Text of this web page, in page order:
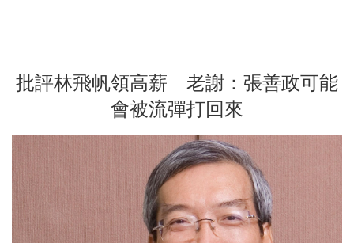
批評林飛帆領高薪 老謝：張善政可能
會被流彈打回來